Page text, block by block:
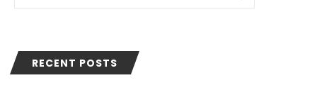
RECENT POSTS